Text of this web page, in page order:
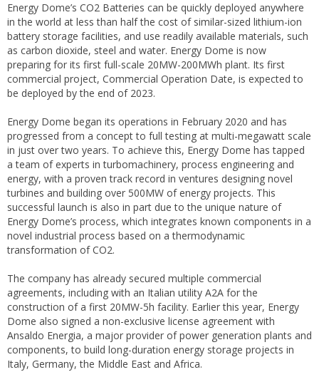
Energy Dome’s CO2 Batteries can be quickly deployed anywhere
in the world at less than half the cost of similar-sized lithium-ion
battery storage facilities, and use readily available materials, such
as carbon dioxide, steel and water. Energy Dome is now
preparing for its first full-scale 20MW-200MWh plant. Its first
commercial project, Commercial Operation Date, is expected to
be deployed by the end of 2023.
Energy Dome began its operations in February 2020 and has
progressed from a concept to full testing at multi-megawatt scale
in just over two years. To achieve this, Energy Dome has tapped
a team of experts in turbomachinery, process engineering and
energy, with a proven track record in ventures designing novel
turbines and building over 500MW of energy projects. This
successful launch is also in part due to the unique nature of
Energy Dome’s process, which integrates known components in a
novel industrial process based on a thermodynamic
transformation of CO2.
The company has already secured multiple commercial
agreements, including with an Italian utility A2A for the
construction of a first 20MW-5h facility. Earlier this year, Energy
Dome also signed a non-exclusive license agreement with
Ansaldo Energia, a major provider of power generation plants and
components, to build long-duration energy storage projects in
Italy, Germany, the Middle East and Africa.